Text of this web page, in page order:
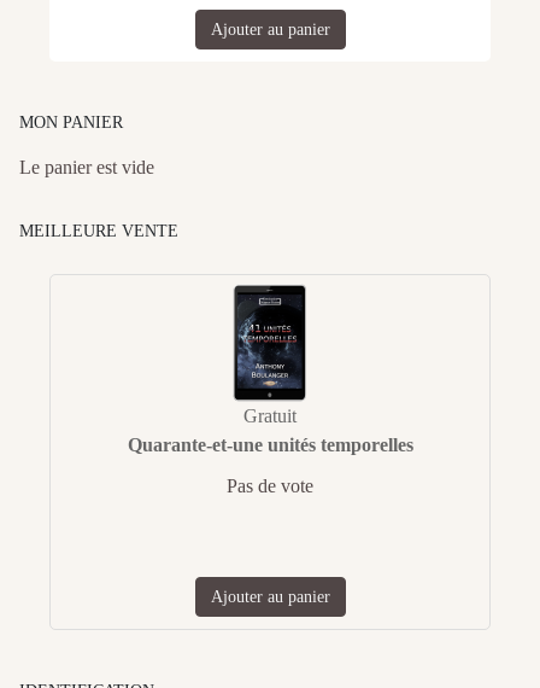
Ajouter au panier
MON PANIER
Le panier est vide
MEILLEURE VENTE
Gratuit
Quarante-et-une unités temporelles
Pas de vote
Ajouter au panier